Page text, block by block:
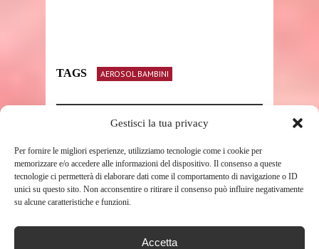
Gestisci la tua privacy
Per fornire le migliori esperienze, utilizziamo tecnologie come i cookie per
memorizzare e/o accedere alle informazioni del dispositivo. Il consenso a queste
tecnologie ci permetterà di elaborare dati come il comportamento di navigazione o ID
unici su questo sito. Non acconsentire o ritirare il consenso può influire negativamente
su alcune caratteristiche e funzioni.
Accetta
TAGS AEROSOL BAMBINI
RELATED POSTS